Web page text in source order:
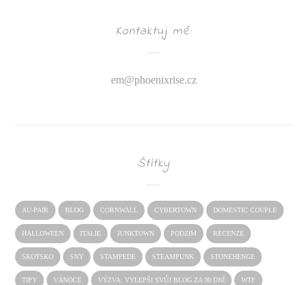
Kontaktuj mě:
em@phoenixrise.cz
Štítky
AU-PAIR BLOG CORNWALL CYBERTOWN DOMESTIC COUPLE
HALLOWEEN ITALIE JUNKTOWN PODZIM RECENZE
SKOTSKO SNY STAMPEDE STEAMPUNK STONEHENGE
TIPY VÁNOCE VÝZVA: VYLEPŠI SVŮJ BLOG ZA 30 DNÍ WTF